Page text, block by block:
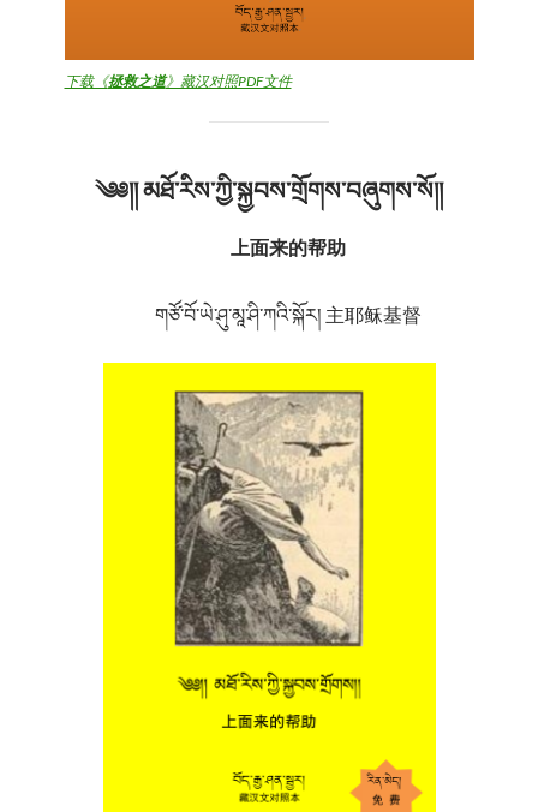
下载《拯救之道》藏汉对照PDF文件
༄༅།།མཐོ་རིས་ཀྱི་སྐྱབས་གྲོགས་བཞུགས་སོ།།
上面来的帮助
གཙོ་བོ་ཡེ་ཤུ་མཱ་ཤི་ཀའི་སྐོར། 主耶稣基督